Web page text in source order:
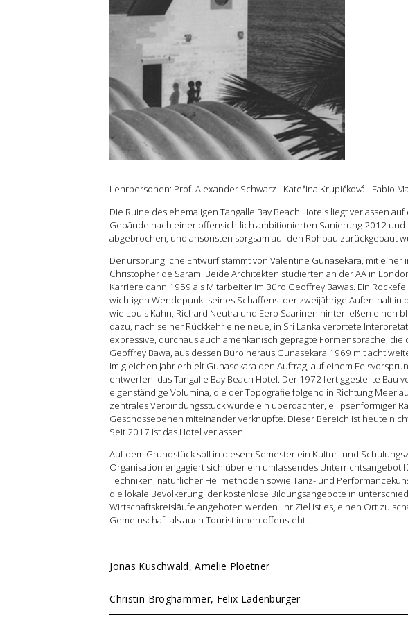
Grundlehre
Forschung
Publikationen
Kontakt
Lehrpersonen: Prof. Alexander Schwarz - Kateřina Krupičková - Fabio
Die Ruine des ehemaligen Tangalle Bay Beach Hotels liegt verlassen
Gebäude nach einer offensichtlich ambitionierten Sanierung 2012
abgebrochen, und ansonsten sorgsam auf den Rohbau zurückgebaut
Der ursprüngliche Entwurf stammt von Valentine Gunasekara, mit
Christopher de Saram. Beide Architekten studierten an der AA in
Karriere dann 1959 als Mitarbeiter im Büro Geoffrey Bawas. Ein
wichtigen Wendepunkt seines Schaffens: der zweijährige Aufenthalt in
wie Louis Kahn, Richard Neutra und Eero Saarinen hinterließen einen
dazu, nach seiner Rückkehr eine neue, in Sri Lanka verortete
expressive, durchaus auch amerikanisch geprägte Formensprache,
Geoffrey Bawa, aus dessen Büro heraus Gunasekara 1969 mit acht
Im gleichen Jahr erhielt Gunasekara den Auftrag, auf einem
entwerfen: das Tangalle Bay Beach Hotel. Der 1972 fertiggestellte Bau
eigenständige Volumina, die der Topografie folgend in Richtung Meer
zentrales Verbindungsstück wurde ein überdachter, ellipsenförmiger
Geschossebenen miteinander verknüpfte. Dieser Bereich ist heute
Seit 2017 ist das Hotel verlassen.
Auf dem Grundstück soll in diesem Semester ein Kultur- und
Organisation engagiert sich über ein umfassendes
Techniken, natürlicher Heilmethoden sowie Tanz- und
die lokale Bevölkerung, der kostenlose Bildungsangebote in
Wirtschaftskreisläufe angeboten werden. Ihr Ziel ist es, einen Ort zu
Gemeinschaft als auch Tourist:innen offensteht.
Jonas Kuschwald, Amelie Ploetner
Christin Broghammer, Felix Ladenburger